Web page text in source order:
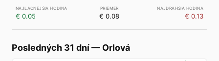
€ 0.05 € 0.08 € 0.13
Posledných 31 dní— Orlová